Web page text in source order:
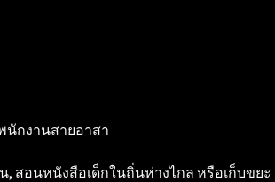
กงานสายอาสา
, สอนหนังสือเด็กในถิ่นห่างไกล หรือเก็บขยะ